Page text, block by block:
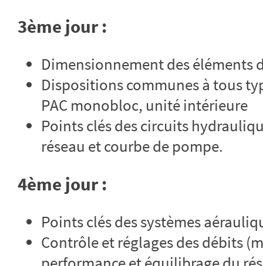
3ème jour :
Dimensionnement des éléments
Dispositions communes à tous
PAC monobloc, unité intérieure
Points clés des circuits
réseau et courbe de pompe.
4ème jour :
Points clés des systèmes
Contrôle et réglages des débits